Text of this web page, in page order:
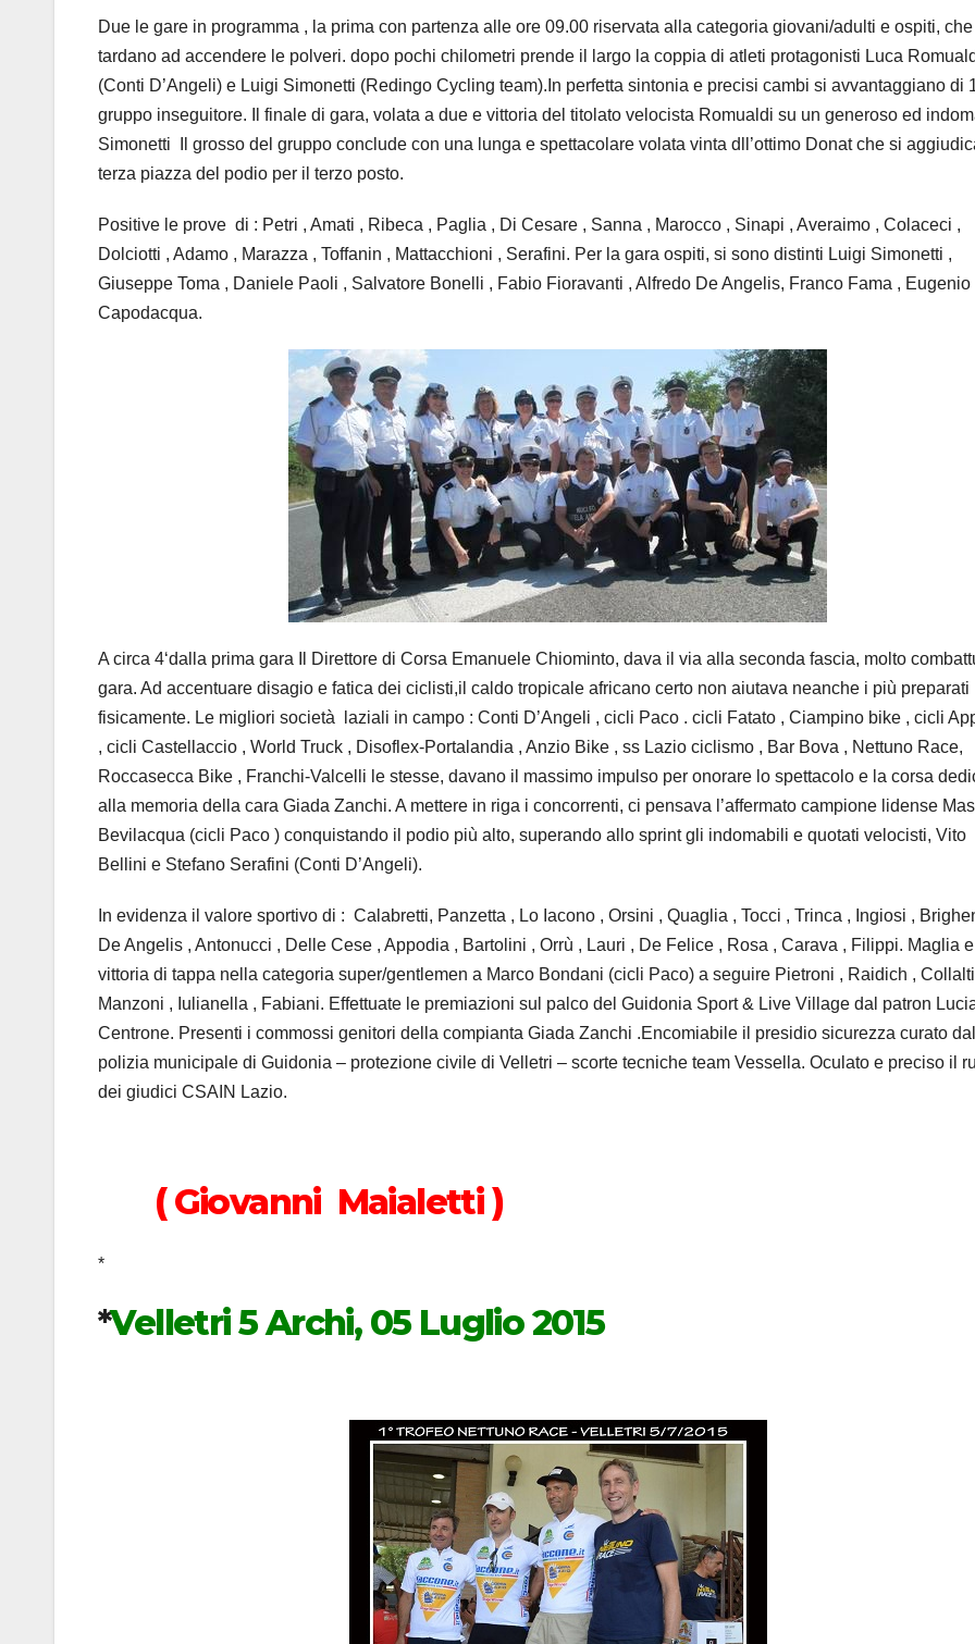
Due le gare in programma , la prima con partenza alle ore 09.00 riservata alla categoria giovani/adulti e ospiti,
tardano ad accendere le polveri. dopo pochi chilometri prende il largo la coppia di atleti protagonisti Luca
(Conti D’Angeli) e Luigi Simonetti (Redingo Cycling team).In perfetta sintonia e precisi cambi si avvantaggiano di
gruppo inseguitore. Il finale di gara, volata a due e vittoria del titolato velocista Romualdi su un generoso ed
Simonetti Il grosso del gruppo conclude con una lunga e spettacolare volata vinta dll’ottimo Donat che si
terza piazza del podio per il terzo posto.
Positive le prove di : Petri , Amati , Ribeca , Paglia , Di Cesare , Sanna , Marocco , Sinapi , Averaimo , Colaceci ,
Dolciotti , Adamo , Marazza , Toffanin , Mattacchioni , Serafini. Per la gara ospiti, si sono distinti Luigi Simonetti ,
Giuseppe Toma , Daniele Paoli , Salvatore Bonelli , Fabio Fioravanti , Alfredo De Angelis, Franco Fama , Eugenio
Capodacqua.
A circa 4‘dalla prima gara Il Direttore di Corsa Emanuele Chiominto, dava il via alla seconda fascia, molto
gara. Ad accentuare disagio e fatica dei ciclisti,il caldo tropicale africano certo non aiutava neanche i più preparati
fisicamente. Le migliori società laziali in campo : Conti D’Angeli , cicli Paco . cicli Fatato , Ciampino bike , cicli
, cicli Castellaccio , World Truck , Disoflex-Portalandia , Anzio Bike , ss Lazio ciclismo , Bar Bova , Nettuno Race,
Roccasecca Bike , Franchi-Valcelli le stesse, davano il massimo impulso per onorare lo spettacolo e la corsa
alla memoria della cara Giada Zanchi. A mettere in riga i concorrenti, ci pensava l’affermato campione lidense
Bevilacqua (cicli Paco ) conquistando il podio più alto, superando allo sprint gli indomabili e quotati velocisti, Vito
Bellini e Stefano Serafini (Conti D’Angeli).
In evidenza il valore sportivo di : Calabretti, Panzetta , Lo Iacono , Orsini , Quaglia , Tocci , Trinca , Ingiosi ,
De Angelis , Antonucci , Delle Cese , Appodia , Bartolini , Orrù , Lauri , De Felice , Rosa , Carava , Filippi. Maglia e
vittoria di tappa nella categoria super/gentlemen a Marco Bondani (cicli Paco) a seguire Pietroni , Raidich ,
Manzoni , Iulianella , Fabiani. Effettuate le premiazioni sul palco del Guidonia Sport & Live Village dal patron
Centrone. Presenti i commossi genitori della compianta Giada Zanchi .Encomiabile il presidio sicurezza curato
polizia municipale di Guidonia – protezione civile di Velletri – scorte tecniche team Vessella. Oculato e preciso il
dei giudici CSAIN Lazio.
( Giovanni Maialetti )
*
*Velletri 5 Archi, 05 Luglio 2015